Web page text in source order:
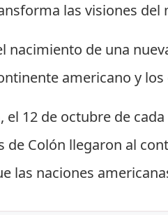
las visiones
nacimiento de una
americano y
el 12 de octubre de
de Colón llegaron al
las naciones